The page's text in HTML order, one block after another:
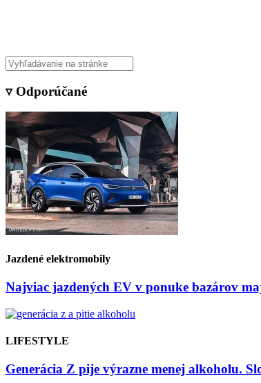
▿ Odporúčané
Jazdené elektromobily
Najviac jazdených EV v ponuke bazárov
LIFESTYLE
Generácia Z pije výrazne menej alkoholu.